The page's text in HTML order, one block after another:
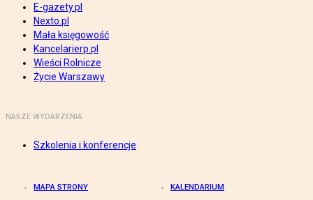
E-gazety.pl
Nexto.pl
Mała księgowość
Kancelarierp.pl
Wieści Rolnicze
Życie Warszawy
NASZE WYDARZENIA
Szkolenia i konferencje
MAPA STRONY KALENDARIUM